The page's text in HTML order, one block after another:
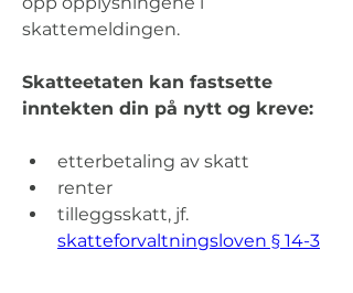
skattemeldingen.
Skatteetaten kan fastsette
inntekten din på nytt og kreve:
etterbetaling av skatt
renter
tilleggsskatt, jf.
skatteforvaltningsloven § 14-3